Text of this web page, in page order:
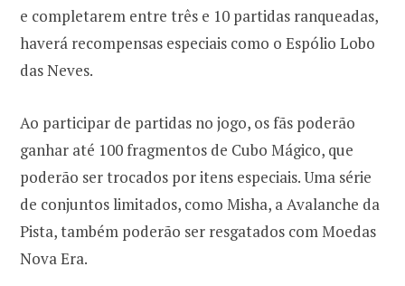
e completarem entre três e 10 partidas ranqueadas,
haverá recompensas especiais como o Espólio Lobo
das Neves.
Ao participar de partidas no jogo, os fãs poderão
ganhar até 100 fragmentos de Cubo Mágico, que
poderão ser trocados por itens especiais. Uma série
de conjuntos limitados, como Misha, a Avalanche da
Pista, também poderão ser resgatados com Moedas
Nova Era.